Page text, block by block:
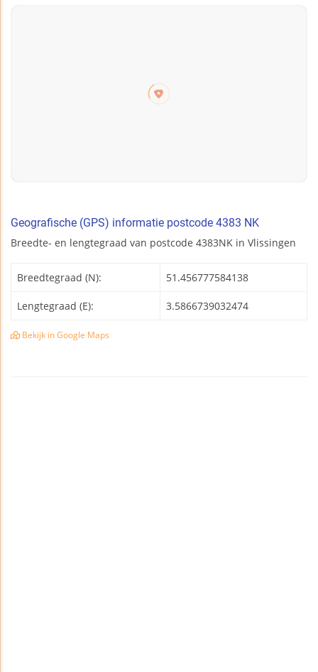
Geografische (GPS) informatie postcode 4383 NK
Breedte- en lengtegraad van postcode 4383NK in Vlissingen
Breedtegraad (N): 51.456777584138
Lengtegraad (E): 3.5866739032474
Bekijk in Google Maps